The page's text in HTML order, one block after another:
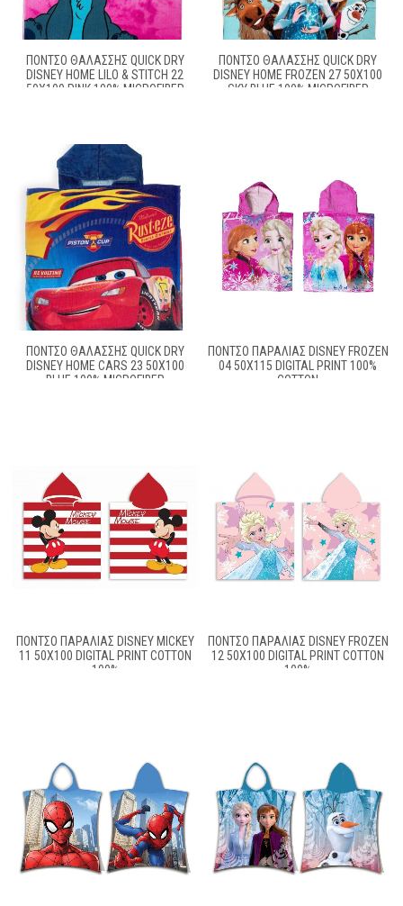
ΠΌΝΤΣΟ ΘΑΛΆΣΣΗΣ QUICK DRY
DISNEY HOME LILO & STITCH 22
50X100 PINK 100% MICROFIBER
ΠΌΝΤΣΟ ΘΑΛΆΣΣΗΣ QUICK DRY
DISNEY HOME FROZEN 27 50X100
SKY BLUE 100% MICROFIBER
ΠΌΝΤΣΟ ΘΑΛΆΣΣΗΣ QUICK DRY
DISNEY HOME CARS 23 50X100
BLUE 100% MICROFIBER
ΠΟΝΤΣΟ ΠΑΡΑΛΙΑΣ DISNEY FROZEN
04 50X115 DIGITAL PRINT 100%
COTTON
ΠΟΝΤΣΟ ΠΑΡΑΛΙΑΣ DISNEY MICKEY
11 50Χ100 DIGITAL PRINT COTTON
100%
ΠΟΝΤΣΟ ΠΑΡΑΛΙΑΣ DISNEY FROZEN
12 50Χ100 DIGITAL PRINT COTTON
100%